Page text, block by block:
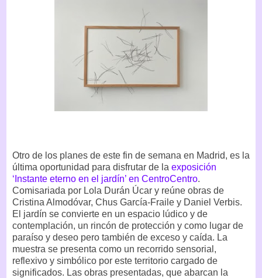
Otro de los planes de este fin de semana en Madrid, es la
última oportunidad para disfrutar de la exposición
‘Instante eterno en el jardín’ en CentroCentro.
Comisariada por Lola Durán Úcar y reúne obras de
Cristina Almodóvar, Chus García-Fraile y Daniel Verbis.
El jardín se convierte en un espacio lúdico y de
contemplación, un rincón de protección y como lugar de
paraíso y deseo pero también de exceso y caída. La
muestra se presenta como un recorrido sensorial,
reflexivo y simbólico por este territorio cargado de
significados. Las obras presentadas, que abarcan la